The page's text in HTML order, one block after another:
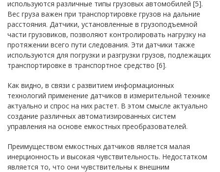
используются различные типы грузовых автомобилей [5].
Вес груза важен при транспортировке грузов на дальние
расстояния. Датчики, установленные в грузоподъемной
части грузовиков, позволяют контролировать нагрузку на
протяжении всего пути следования. Эти датчики также
используются для погрузки и разгрузки грузов, подлежащих
транспортировке в транспортное средство [6].
Как видно, в связи с развитием информационных
технологий применение датчиков в измерительной технике
актуально и спрос на них растет. В этом смысле актуально
создание различных автоматизированных систем
управления на основе емкостных преобразователей.
Преимуществом емкостных датчиков является малая
инерционность и высокая чувствительность. Недостатком
является то, что они чувствительны к внешним